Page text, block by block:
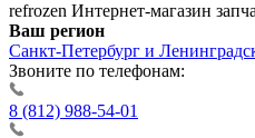
refrozen Интернет-магазин
Ваш регион
Санкт-Петербург и
Звоните по телефонам:
8 (812) 988-54-01